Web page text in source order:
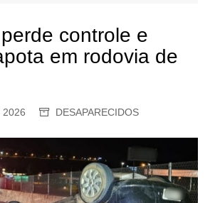
controle e
em rodovia de
2026 DESAPARECIDOS